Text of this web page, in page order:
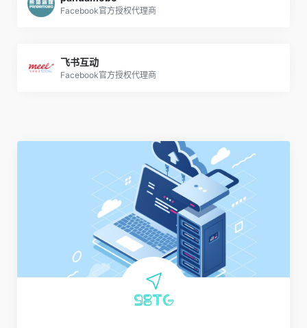
Facebook官方授权代理商
飞书互动
Facebook官方授权代理商